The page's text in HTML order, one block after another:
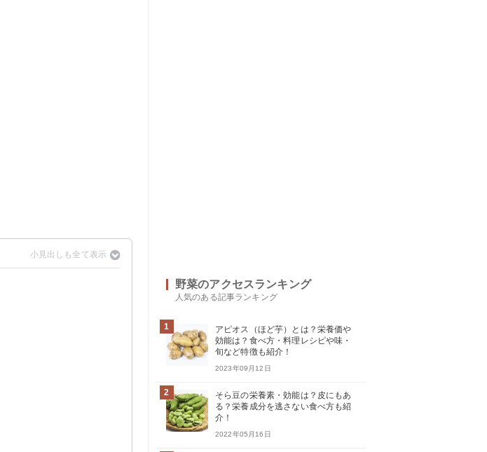
野菜のアクセスランキング
人気のある記事ランキング
1
アピオス（ほど芋）とは？栄養価や
効能は？食べ方・料理レシピや味・
旬など特徴も紹介！
2023年09月12日
2
そら豆の栄養素・効能は？皮にもあ
る？栄養成分を逃さない食べ方も紹
介！
2022年05月16日